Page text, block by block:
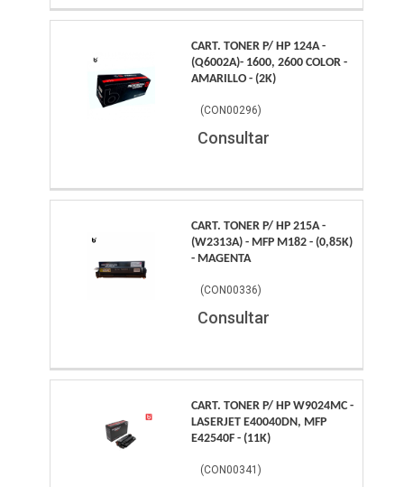
CART. TONER P/ HP 124A -
(Q6002A)- 1600, 2600 COLOR -
AMARILLO - (2K)
(CON00296)
Consultar
CART. TONER P/ HP 215A -
(W2313A) - MFP M182 - (0,85K)
- MAGENTA
(CON00336)
Consultar
CART. TONER P/ HP W9024MC -
LASERJET E40040DN, MFP
E42540F - (11K)
(CON00341 )